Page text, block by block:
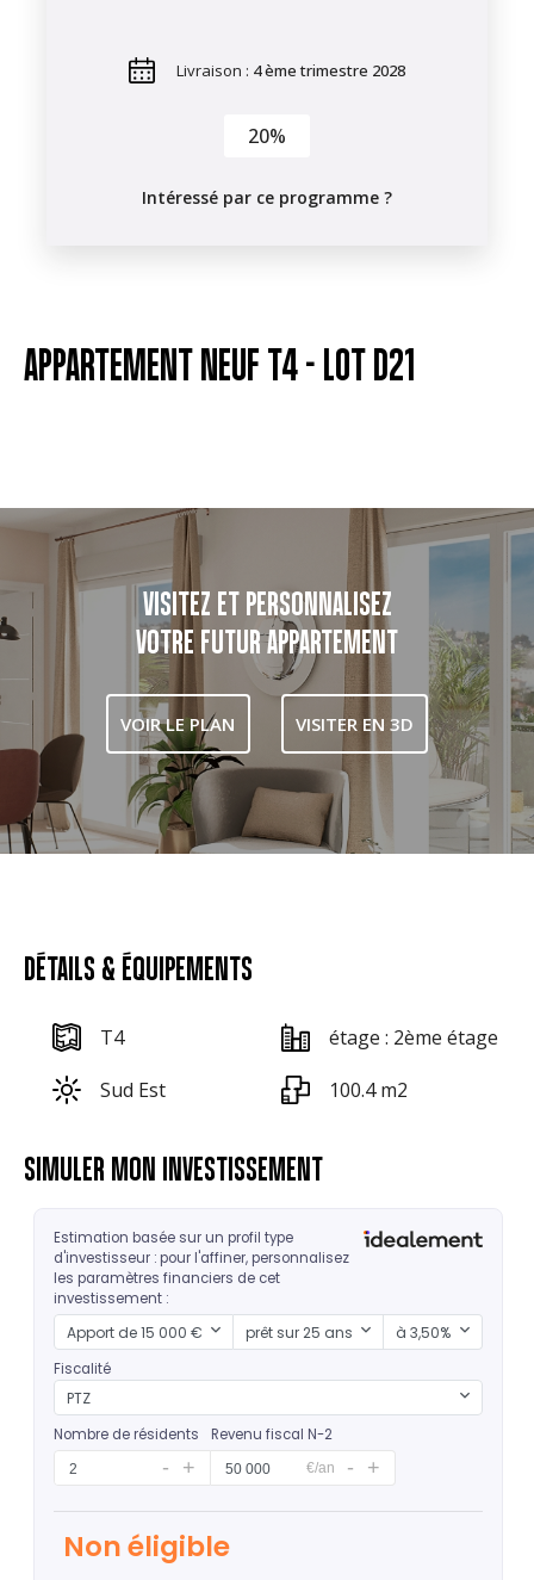
Livraison : 4 ème trimestre 2028
20%
Intéressé par ce programme ?
APPARTEMENT NEUF T4 - LOT D21
VISITEZ ET PERSONNALISEZ
VOTRE FUTUR APPARTEMENT
VOIR LE PLAN VISITER EN 3D
DÉTAILS & ÉQUIPEMENTS
T4
étage : 2ème étage
Sud Est
100.4 m2
SIMULER MON INVESTISSEMENT